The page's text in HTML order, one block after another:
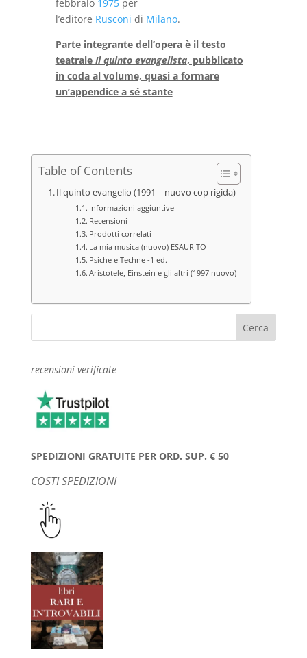
febbraio 1975per
l’editore Rusconi di Milano.
Parte integrante dell’opera è il testo
teatrale Il quinto evangelista, pubblicato
in coda al volume, quasi a formare
un’appendice a sé stante
Table of Contents
Il quinto evangelio (1991 – nuovo cop rigida)
Informazioni aggiuntive
Recensioni
Prodotti correlati
La mia musica (nuovo) ESAURITO
Psiche e Techne -1 ed.
Aristotele, Einstein e gli altri (1997 nuovo)
recensioni verificate
SPEDIZIONI GRATUITE PER ORD. SUP. € 50
COSTI SPEDIZIONI